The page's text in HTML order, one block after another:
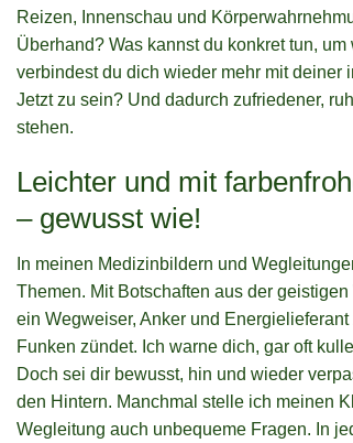
Reizen, Innenschau und
Überhand? Was kannst du konkret tun,
verbindest du dich wieder mehr mit deiner
Jetzt zu sein? Und dadurch zufriedener,
stehen.
Leichter und mit
– gewusst wie!
In meinen Medizinbildern und
Themen. Mit Botschaften aus der
ein Wegweiser, Anker und
Funken zündet. Ich warne dich, gar oft
Doch sei dir bewusst, hin und wieder
den Hintern. Manchmal stelle ich meinen
Wegleitung auch unbequeme Fragen. In